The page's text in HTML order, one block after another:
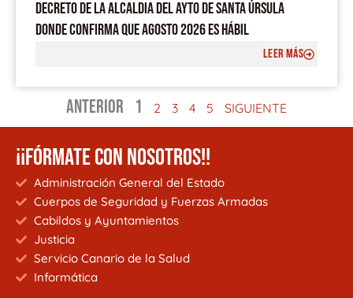
DECRETO DE LA ALCALDIA DEL AYTO DE SANTA ÚRSULA
DONDE CONFIRMA QUE AGOSTO 2026 ES HÁBIL
LEER MÁS
ANTERIOR 1 2 3 4 5 SIGUIENTE
¡¡FÓRMATE CON NOSOTROS!!
Administración General del Estado
Cuerpos de Seguridad y Fuerzas Armadas
Cabildos y Ayuntamientos
Justicia
Servicio Canario de la Salud
Informática